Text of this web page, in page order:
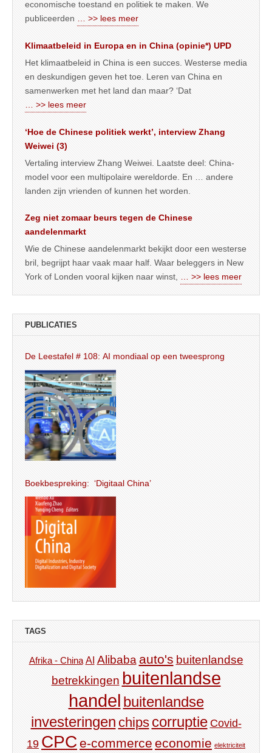
economische toestand en politiek te maken. We
publiceerden … >> lees meer
Klimaatbeleid in Europa en in China (opinie*) UPD
Het klimaatbeleid in China is een succes. Westerse media
en deskundigen geven het toe. Leren van China en
samenwerken met het land dan maar? ‘Dat
… >> lees meer
‘Hoe de Chinese politiek werkt’, interview Zhang
Weiwei (3)
Vertaling interview Zhang Weiwei. Laatste deel: China-
model voor een multipolaire wereldorde. En … andere
landen zijn vrienden of kunnen het worden.
Zeg niet zomaar beurs tegen de Chinese
aandelenmarkt
Wie de Chinese aandelenmarkt bekijkt door een westerse
bril, begrijpt haar vaak maar half. Waar beleggers in New
York of Londen vooral kijken naar winst, … >> lees meer
PUBLICATIES
De Leestafel # 108: AI mondiaal op een tweesprong
Boekbespreking: ‘Digitaal China’
TAGS
Afrika - China AI Alibaba auto's buitenlandse
betrekkingen buitenlandse
handel buitenlandse
investeringen chips corruptie Covid-
19 CPC e-commerce economie elektriciteit